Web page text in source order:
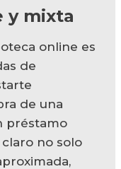
y mixta
online es
de
de una
préstamo
no solo